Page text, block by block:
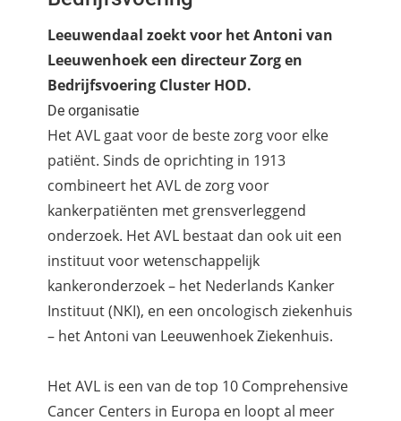
Leeuwendaal zoekt voor het Antoni van
Leeuwenhoek een directeur Zorg en
Bedrijfsvoering Cluster HOD.
De organisatie
Het AVL gaat voor de beste zorg voor elke
patiënt. Sinds de oprichting in 1913
combineert het AVL de zorg voor
kankerpatiënten met grensverleggend
onderzoek. Het AVL bestaat dan ook uit een
instituut voor wetenschappelijk
kankeronderzoek – het Nederlands Kanker
Instituut (NKI), en een oncologisch ziekenhuis
– het Antoni van Leeuwenhoek Ziekenhuis.
Het AVL is een van de top 10 Comprehensive
Cancer Centers in Europa en loopt al meer